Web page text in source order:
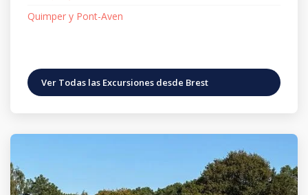
Quimper y Pont-Aven
Ver Todas las Excursiones desde Brest